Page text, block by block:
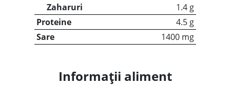
Zaharuri
1.4 g
Proteine
4.5 g
Sare
1400 mg
Informații aliment